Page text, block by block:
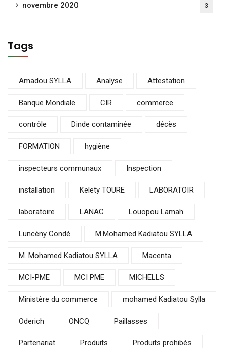
novembre 2020 3
Tags
Amadou SYLLA Analyse Attestation
Banque Mondiale CIR commerce
contrôle Dinde contaminée décès
FORMATION hygiène
inspecteurs communaux Inspection
installation Kelety TOURE LABORATOIR
laboratoire LANAC Louopou Lamah
Luncény Condé M.Mohamed Kadiatou SYLLA
M. Mohamed Kadiatou SYLLA Macenta
MCI-PME MCI PME MICHELLS
Ministère du commerce mohamed Kadiatou Sylla
Oderich ONCQ Paillasses
Partenariat Produits Produits prohibés